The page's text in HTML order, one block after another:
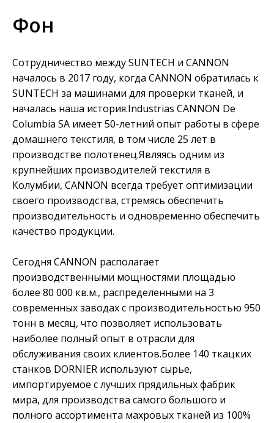
Фон
Сотрудничество между SUNTECH и CANNON
началось в 2017 году, когда CANNON обратилась к
SUNTECH за машинами для проверки тканей, и
началась наша история.Industrias CANNON De
Columbia SA имеет 50-летний опыт работы в сфере
домашнего текстиля, в том числе 25 лет в
производстве полотенец.Являясь одним из
крупнейших производителей текстиля в
Колумбии, CANNON всегда требует оптимизации
своего производства, стремясь обеспечить
производительность и одновременно обеспечить
качество продукции.
Сегодня CANNON располагает
производственными мощностями площадью
более 80 000 кв.м., распределенными на 3
современных заводах с производительностью 950
тонн в месяц, что позволяет использовать
наиболее полный опыт в отрасли для
обслуживания своих клиентов.Более 140 ткацких
станков DORNIER используют сырье,
импортируемое с лучших прядильных фабрик
мира, для производства самого большого и
полного ассортимента махровых тканей из 100%